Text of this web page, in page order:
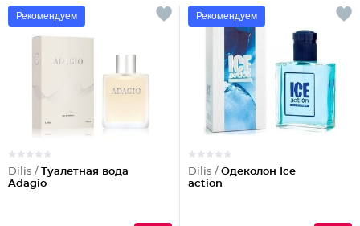
Рекомендуем
Dilis / Туалетная вода
Adagio
Рекомендуем
Dilis / Одеколон Ice
action